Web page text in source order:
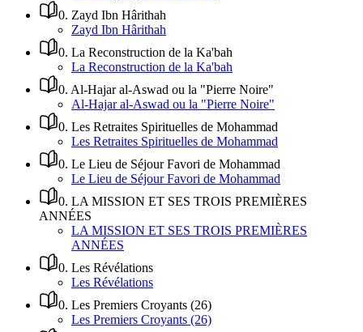
0. Zayd Ibn Hârithah
Zayd Ibn Hârithah
0. La Reconstruction de la Ka'bah
La Reconstruction de la Ka'bah
0. Al-Hajar al-Aswad ou la "Pierre Noire"
Al-Hajar al-Aswad ou la "Pierre Noire"
0. Les Retraites Spirituelles de Mohammad
Les Retraites Spirituelles de Mohammad
0. Le Lieu de Séjour Favori de Mohammad
Le Lieu de Séjour Favori de Mohammad
0. LA MISSION ET SES TROIS PREMIÈRES
ANNÉES
LA MISSION ET SES TROIS PREMIÈRES
ANNÉES
0. Les Révélations
Les Révélations
0. Les Premiers Croyants (26)
Les Premiers Croyants (26)